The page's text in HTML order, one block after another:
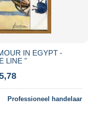
IN EGYPT -
LINE "
Professioneel handelaar